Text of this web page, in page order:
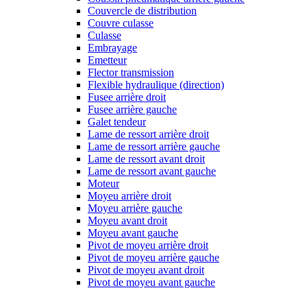
Couvercle de distribution
Couvre culasse
Culasse
Embrayage
Emetteur
Flector transmission
Flexible hydraulique (direction)
Fusee arrière droit
Fusee arrière gauche
Galet tendeur
Lame de ressort arrière droit
Lame de ressort arrière gauche
Lame de ressort avant droit
Lame de ressort avant gauche
Moteur
Moyeu arrière droit
Moyeu arrière gauche
Moyeu avant droit
Moyeu avant gauche
Pivot de moyeu arrière droit
Pivot de moyeu arrière gauche
Pivot de moyeu avant droit
Pivot de moyeu avant gauche